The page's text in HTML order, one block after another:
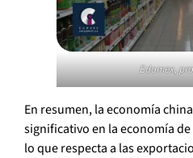
Edomex,
En resumen, la economía
significativo en la economía
lo que respecta a las